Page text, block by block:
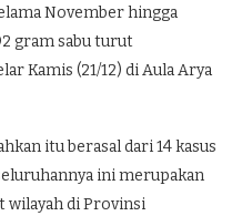
November hingga
gram sabu turut
Kamis (21/12) di Aula Arya
itu berasal dari 14 kasus
ini merupakan
wilayah di Provinsi